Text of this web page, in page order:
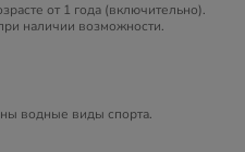
от 1 года (включительно).
наличии возможности.
водные виды спорта.